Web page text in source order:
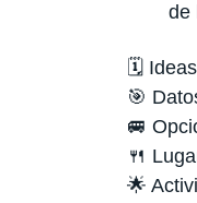
de
🗓️
🎯
🚐
🍴
🌟